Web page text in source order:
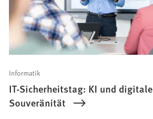
Informatik
IT-Sicherheitstag: KI und digitale
Souveränität